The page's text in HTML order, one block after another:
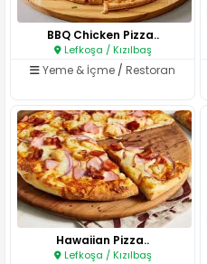
BBQ Chicken Pizza..
Lefkoşa / Kızılbaş
Yeme & İçme / Restoran
Hawaiian Pizza..
Lefkoşa / Kızılbaş